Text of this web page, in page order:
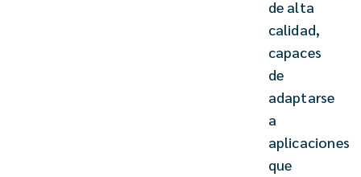
de alta
calidad,
capaces
de
adaptarse
a
aplicaciones
que